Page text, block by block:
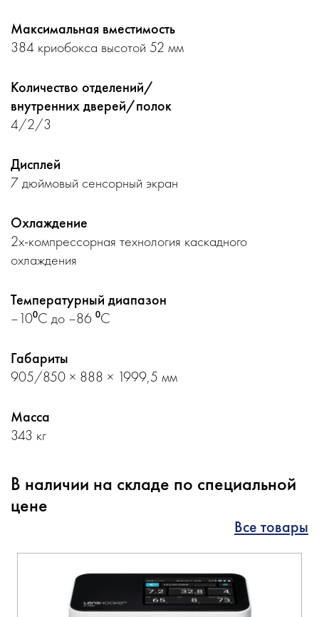
Максимальная вместимость
384 криобокса высотой 52 мм
Количество отделений/
внутренних дверей/полок
4/2/3
Дисплей
7 дюймовый сенсорный экран
Охлаждение
2х-компрессорная технология каскадного
охлаждения
Температурный диапазон
–10⁰С до –86 ⁰С
Габариты
905/850 × 888 × 1999,5 мм
Масса
343 кг
В наличии на складе по специальной
цене
Все товары